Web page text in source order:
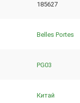
185627
Belles Portes
PG03
Китай